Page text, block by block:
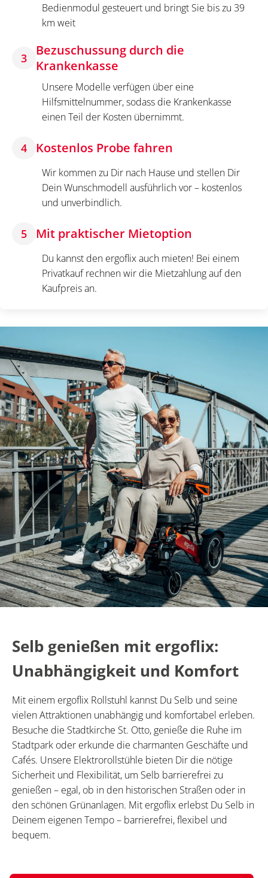
Bedienmodul gesteuert und bringt Sie bis zu 39
km weit
3
Bezuschussung durch die
Krankenkasse
Unsere Modelle verfügen über eine
Hilfsmittelnummer, sodass die Krankenkasse
einen Teil der Kosten übernimmt.
4 Kostenlos Probe fahren
Wir kommen zu Dir nach Hause und stellen Dir
Dein Wunschmodell ausführlich vor – kostenlos
und unverbindlich.
5 Mit praktischer Mietoption
Du kannst den ergoflix auch mieten! Bei einem
Privatkauf rechnen wir die Mietzahlung auf den
Kaufpreis an.
Selb genießen mit ergoflix:
Unabhängigkeit und Komfort
Mit einem ergoflix Rollstuhl kannst Du Selb und seine
vielen Attraktionen unabhängig und komfortabel erleben.
Besuche die Stadtkirche St. Otto, genieße die Ruhe im
Stadtpark oder erkunde die charmanten Geschäfte und
Cafés. Unsere Elektrorollstühle bieten Dir die nötige
Sicherheit und Flexibilität, um Selb barrierefrei zu
genießen – egal, ob in den historischen Straßen oder in
den schönen Grünanlagen. Mit ergoflix erlebst Du Selb in
Deinem eigenen Tempo – barrierefrei, flexibel und
bequem.